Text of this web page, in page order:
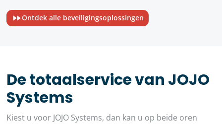
Ontdek alle beveiligingsoplossingen
De totaalservice van JOJO
Systems
Kiest u voor JOJO Systems, dan kan u op beide oren